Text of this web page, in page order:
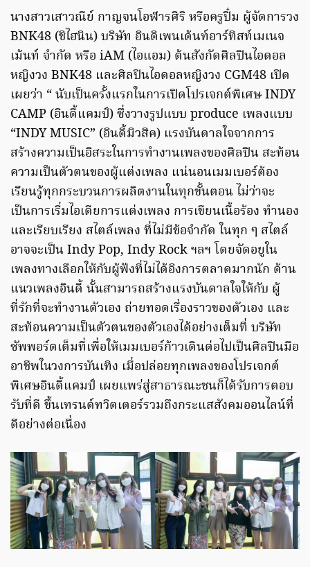
นางสาวเสาวณีย์ กาญจนโอฬารศิริ หรือครูปิ๋ม ผู้จัดการวง
BNK48 (ชิไฮนิน) บริษัท อินดิเพนเด้นท์อาร์ทิสท์เมเนจ
เม้นท์ จำกัด หรือ iAM (ไอแอม) ต้นสังกัดศิลปินไอดอล
หญิงวง BNK48 และศิลปินไอดอลหญิงวง CGM48 เปิด
เผยว่า “ นับเป็นครั้งแรกในการเปิดโปรเจกต์พิเศษ INDY
CAMP (อินดี้แคมป์) ซึ่งวางรูปแบบ produce เพลงแบบ
“INDY MUSIC” (อินดี้มิวสิค) แรงบันดาลใจจากการ
สร้างความเป็นอิสระในการทำงานเพลงของศิลปิน สะท้อน
ความเป็นตัวตนของผู้แต่งเพลง แน่นอนเมมเบอร์ต้อง
เรียนรู้ทุกกระบวนการผลิตงานในทุกขั้นตอน ไม่ว่าจะ
เป็นการเริ่มไอเดียการแต่งเพลง การเขียนเนื้อร้อง ทำนอง
และเรียบเรียง สไตล์เพลง ที่ไม่มีข้อจำกัด ในทุก ๆ สไตล์
อาจจะเป็น Indy Pop, Indy Rock ฯลฯ โดยจัดอยูใน
เพลงทางเลือกให้กับผู้ฟังที่ไม่ได้อิงการตลาดมากนัก ด้าน
แนวเพลงอินดี้ นั้นสามารถสร้างแรงบันดาลใจให้กับ ผู้
ที่รักที่จะทำงานตัวเอง ถ่ายทอดเรื่องราวของตัวเอง และ
สะท้อนความเป็นตัวตนของตัวเองได้อย่างเต็มที่ บริษัท
ซัพพอร์ตเต็มที่เพื่อให้เมมเบอร์ก้าวเดินต่อไปเป็นศิลปินมือ
อาชีพในวงการบันเทิง เมื่อปล่อยทุกเพลงของโปรเจกต์
พิเศษอินดี้แคมป์ เผยแพร่สู่สาธารณะชนก็ได้รับการตอบ
รับที่ดี ขึ้นเทรนด์ทวิตเตอร์รวมถึงกระแสสังคมออนไลน์ที่
ดีอย่างต่อเนื่อง